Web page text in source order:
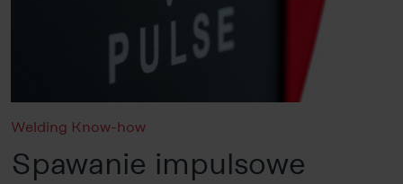
Welding Know-how
Spawanie impulsowe